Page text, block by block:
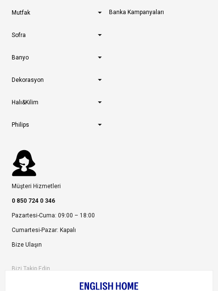
Mutfak
Sofra
Banyo
Dekorasyon
Halı&Kilim
Philips
Banka Kampanyaları
Müşteri Hizmetleri
0 850 724 0 346
Pazartesi-Cuma: 09:00 – 18:00
Cumartesi-Pazar: Kapalı
Bize Ulaşın
Bizi Takip Edin